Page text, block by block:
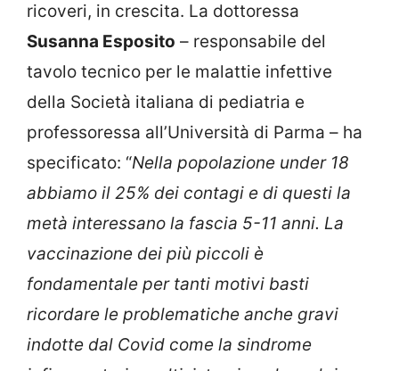
ricoveri, in crescita. La dottoressa
Susanna Esposito – responsabile del
tavolo tecnico per le malattie infettive
della Società italiana di pediatria e
professoressa all’Università di Parma – ha
specificato: “Nella popolazione under 18
abbiamo il 25% dei contagi e di questi la
metà interessano la fascia 5-11 anni. La
vaccinazione dei più piccoli è
fondamentale per tanti motivi basti
ricordare le problematiche anche gravi
indotte dal Covid come la sindrome